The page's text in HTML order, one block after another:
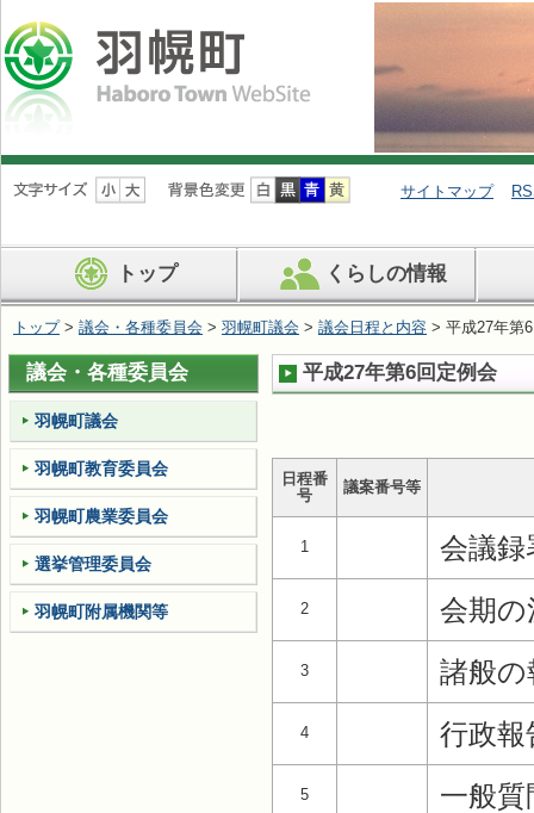
ナ
ビ
ン
を
ば
す
サイトマップ
トップ くらしの情報
トップ> 議会・各種委員会 > 羽幌町議会 > 議会日程と内容 > 平成27年第
平成27年第6回定例会
日程番
号
議案番号等
1 会議録
2 会期の
3 諸般の
4 行政報
5 一般質
議会・各種委員会
羽幌町議会
羽幌町教育委員会
羽幌町農業委員会
選挙管理委員会
羽幌町附属機関等